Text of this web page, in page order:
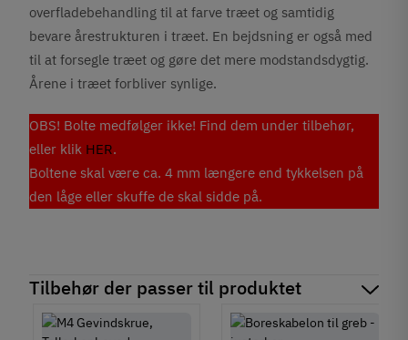
overfladebehandling til at farve træet og samtidig
bevare årestrukturen i træet. En bejdsning er også med
til at forsegle træet og gøre det mere modstandsdygtig.
Årene i træet forbliver synlige.
OBS! Bolte medfølger ikke! Find dem under tilbehør,
eller klik HER.
Boltene skal være ca. 4 mm længere end tykkelsen på
den låge eller skuffe de skal sidde på.
Tilbehør der passer til produktet